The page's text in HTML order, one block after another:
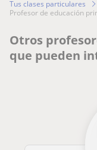
Tus clases particulares
profesor de educación
Otros
que pueden